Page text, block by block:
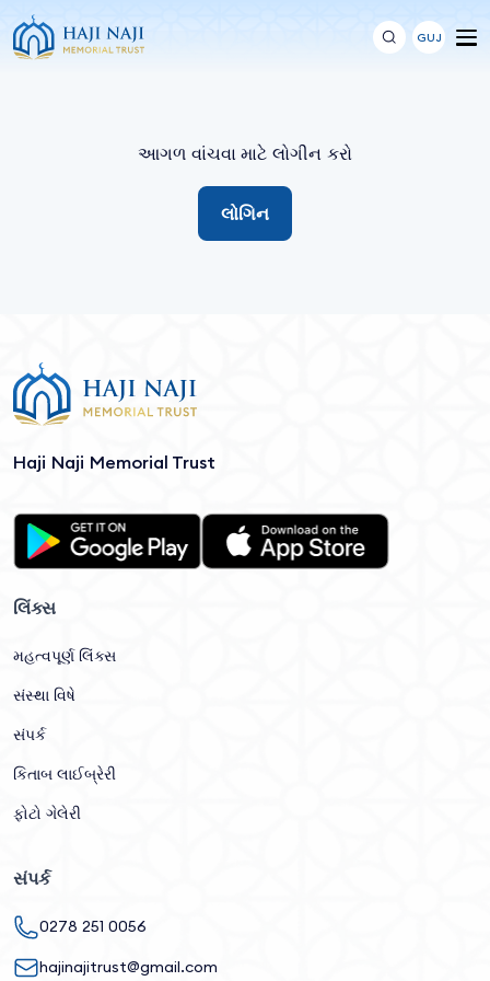
GUJ
આગળ વાંચવા માટે લોગીન કરો
લોગિન
Haji Naji Memorial Trust
લિંક્સ
મહત્વપૂર્ણ લિંક્સ
સંસ્થા વિષે
સંપર્ક
કિતાબ લાઈબ્રેરી
ફોટો ગેલેરી
સંપર્ક
0278 251 0056
hajinajitrust@gmail.com